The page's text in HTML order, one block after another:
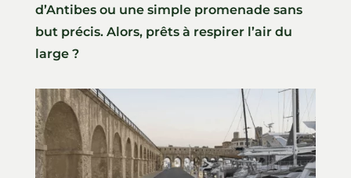
d’Antibes ou une simple promenade sans
but précis. Alors, prêts à respirer l’air du
large ?